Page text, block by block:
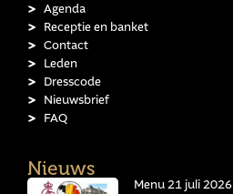
Agenda
Receptie en banket
Contact
Leden
Dresscode
Nieuwsbrief
FAQ
Nieuws
Menu 21 juli 2026